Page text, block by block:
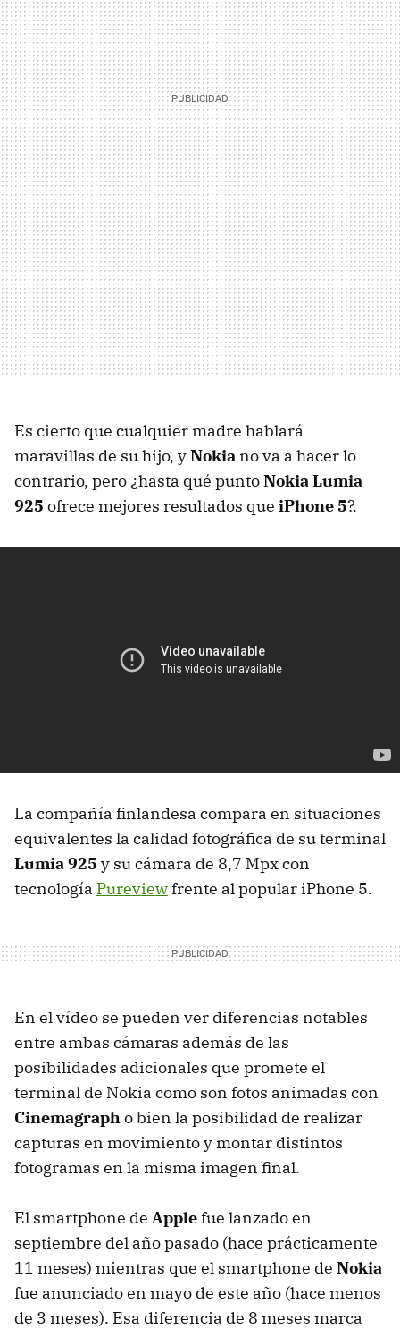
Es cierto que cualquier madre hablará
maravillas de su hijo, yNokia no va a hacer lo
contrario, pero ¿hasta qué puntoNokia Lumia
925 ofrece mejores resultados que iPhone 5?.
La compañía finlandesa compara en situaciones
equivalentes la calidad fotográfica de su terminal
Lumia 925 y su cámara de 8,7 Mpx con
tecnología Pureviewfrente al popular iPhone 5.
En el vídeo se pueden ver diferencias notables
entre ambas cámaras además de las
posibilidades adicionales que promete el
terminal de Nokia como son fotos animadas con
Cinemagrapho bien la posibilidad de realizar
capturas en movimiento y montar distintos
fotogramas en la misma imagen final.
El smartphone de Applefue lanzado en
septiembre del año pasado (hace prácticamente
11 meses) mientras que el smartphone de Nokia
fue anunciado en mayo de este año (hace menos
de 3 meses). Esa diferencia de 8 meses marca